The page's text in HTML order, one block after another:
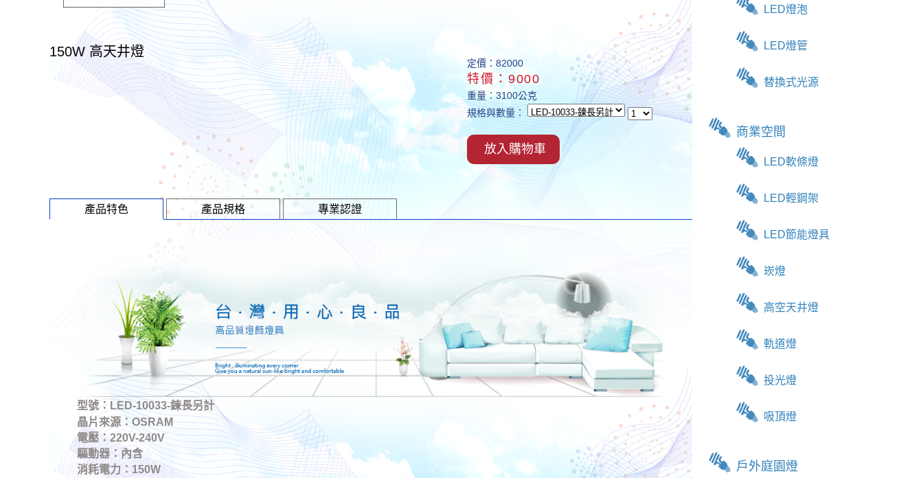
150W 高天井燈
定價：82000
特價：9000
重量：3100公克
規格與數量：
放入購物車
產品特色 產品規格 專業認證
型號：LED-10033-鍊長另計
晶片來源：OSRAM
電壓：220V-240V
驅動器：內含
消耗電力：150W
LED燈泡
LED燈管
替換式光源
商業空間
LED軟條燈
LED輕鋼架
LED節能燈具
崁燈
高空天井燈
軌道燈
投光燈
吸頂燈
戶外庭園燈